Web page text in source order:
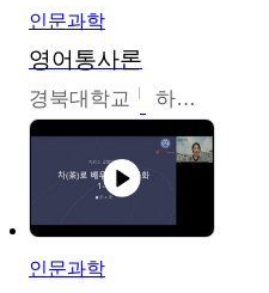
인문과학
영어통사론
경북대학교 하승완
인문과학